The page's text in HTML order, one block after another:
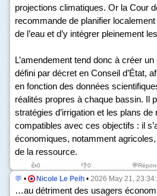
projections climatiques. Or la Cour
recommande de planifier
de l’eau et d’y intégrer pleinement
L’amendement tend donc à créer
défini par décret en Conseil d’État,
en fonction des données
réalités propres à chaque bassin. Il
stratégies d’irrigation et les plans de
compatibles avec ces objectifs : il
économiques, notamment
de la ressource.
👍0 👎0
💬 • Nicole Le Peih • 2026 May 21,
…au détriment des usagers